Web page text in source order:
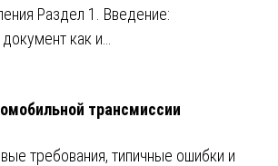
Раздел 1. Введение:
как и…
трансмиссии
требования, типичные ошибки и